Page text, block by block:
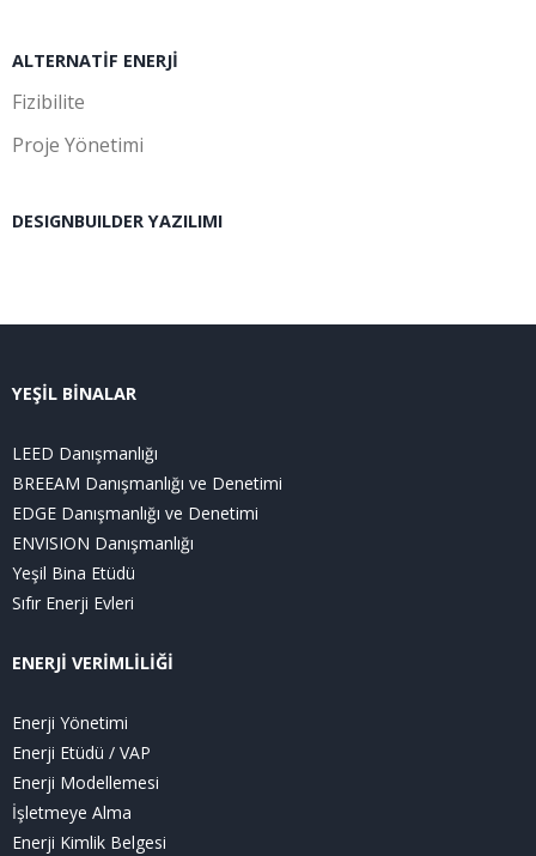
ALTERNATIF ENERJI
Fizibilite
Proje Yönetimi
DESIGNBUILDER YAZILIMI
YEŞİL BİNALAR
LEED Danışmanlığı
BREEAM Danışmanlığı ve Denetimi
EDGE Danışmanlığı ve Denetimi
ENVISION Danışmanlığı
Yeşil Bina Etüdü
Sıfır Enerji Evleri
ENERJİ VERİMLİLİĞİ
Enerji Yönetimi
Enerji Etüdü / VAP
Enerji Modellemesi
İşletmeye Alma
Enerji Kimlik Belgesi